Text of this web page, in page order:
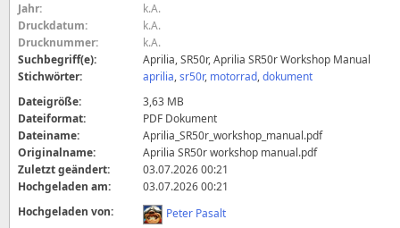
Jahr:
k.A.
Druckdatum:
k.A.
Drucknummer:
k.A.
Suchbegriff(e):
Aprilia, SR50r, Aprilia SR50r Workshop Manual
Stichwörter:
aprilia,sr50r, motorrad,dokument
Dateigröße:
3,63 MB
Dateiformat:
PDF Dokument
Dateiname:
Aprilia_SR50r_workshop_manual.pdf
Originalname:
Aprilia SR50r workshop manual.pdf
Zuletzt geändert:
03.07.2026 00:21
Hochgeladen am:
03.07.2026 00:21
Hochgeladen von:
Peter Pasalt